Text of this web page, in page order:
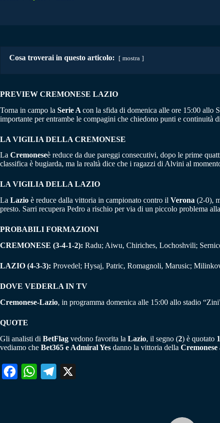
Cosa troverai in questo articolo: mostra
PREVIEW CREMONESE LAZIO
Torna in campo la Serie A con la sfida di domenica alle ore 15:00 allo
importante per entrambe le compagini che chiedono punti e continuità
LA VIGILIA DELLA CREMONESE
La Cremoneseè reduce da due pareggi consecutivi, dopo le prime
classifica è bugiarda, ma la realtà dice che i ragazzi di Alvini al
LA VIGILIA DELLA LAZIO
La Lazio è reduce dalla vittoria in campionato contro il Verona (2-0),
presto. Sarri recupera Pedro a rischio per via di un piccolo problema
PROBABILI FORMAZIONI
CREMONESE (3-4-1-2): Radu; Aiwu, Chiriches, Lochoshvili;
LAZIO (4-3-3): Provedel; Hysaj, Patric, Romagnoli, Marusic;
DOVE VEDERLA IN TV
Cremonese-Lazio, in programma domenica alle 15:00 allo stadio
QUOTE
Gli analisti di BetFlag vedono favorita la Lazio, il segno (2) è quotato
vediamo che Bet365 e Admiral Yes danno la vittoria della Cremonese
Fa W
Te